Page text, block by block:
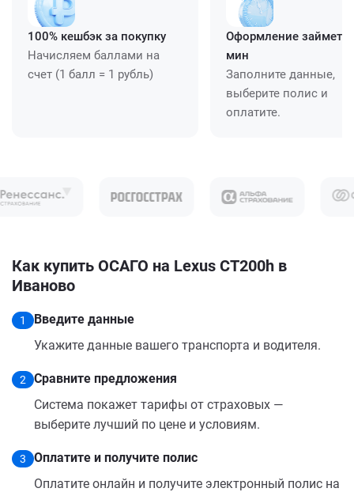
100% кешбэк за покупку
Начисляем баллами на
счет (1 балл = 1 рубль)
Оформление займет
мин
Заполните данные,
выберите полис и
оплатите.
Как купить ОСАГО на Lexus CT200h в
Иваново
1
Введите данные
Укажите данные вашего транспорта и водителя.
2
Сравните предложения
Система покажет тарифы от страховых —
выберите лучший по цене и условиям.
3
Оплатите и получите полис
Оплатите онлайн и получите электронный полис на